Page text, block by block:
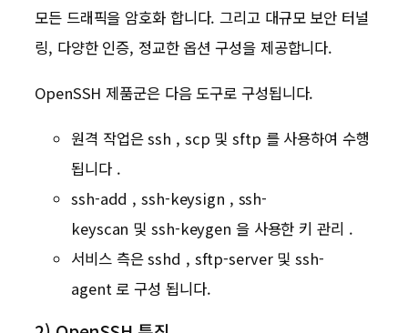
모든 드래픽을 암호화 합니다. 그리고 대규모 보안 터널
링, 다양한 인증, 정교한 옵션 구성을 제공합니다.
OpenSSH 제품군은 다음 도구로 구성됩니다.
원격 작업은 ssh , scp 및 sftp 를 사용하여 수행
됩니다 .
ssh-add , ssh-keysign , ssh-
keyscan 및 ssh-keygen 을 사용한 키 관리 .
서비스 측은 sshd , sftp-server 및 ssh-
agent 로 구성 됩니다.